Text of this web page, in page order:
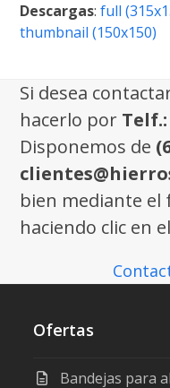
Descargas:full
thumbnail (150x150)
Si desea
hacerlo por Telf.:
Disponemos de
bien mediante
haciendo clic en
Ofertas
Bandejas para